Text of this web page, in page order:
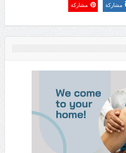
مشاركة مشاركة